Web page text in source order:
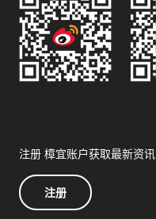
注册 樟宜账户获取最新资讯
注册